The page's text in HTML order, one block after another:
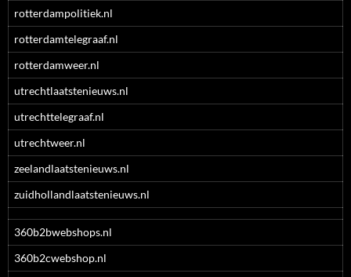
rotterdampolitiek.nl
rotterdamtelegraaf.nl
rotterdamweer.nl
utrechtlaatstenieuws.nl
utrechttelegraaf.nl
utrechtweer.nl
zeelandlaatstenieuws.nl
zuidhollandlaatstenieuws.nl
360b2bwebshops.nl
360b2cwebshop.nl